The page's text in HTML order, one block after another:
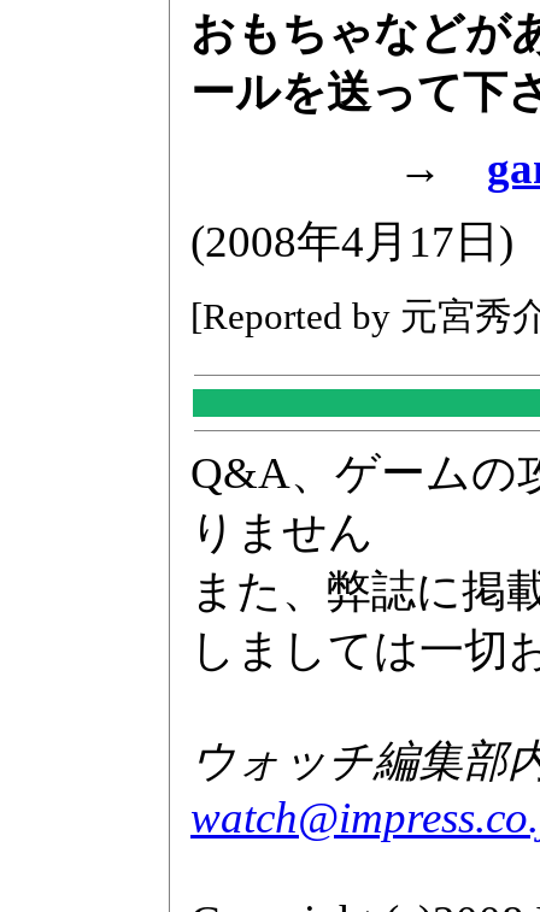
おもちゃなどが
ールを送って下
→
(2008年4月17日)
[Reported by 元宮秀
Q&A、ゲームの
りません
また、弊誌に掲
しましては一切
ウォッチ編集部